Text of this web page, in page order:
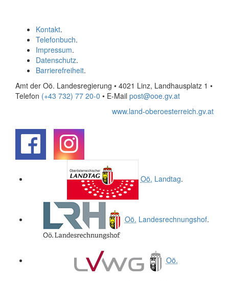
Kontakt.
Telefonbuch.
Impressum.
Datenschutz.
Barrierefreiheit.
Amt der Oö. Landesregierung • 4021 Linz, Landhausplatz 1 •
Telefon (+43 732) 77 20-0 • E-Mail post@ooe.gv.at
www.land-oberoesterreich.gv.at
Oö. Landtag.
Oö. Landesrechnungshof.
Oö.